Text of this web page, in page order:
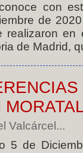
con
de
realizaron
de Madrid,
Valcárcel...
5 de